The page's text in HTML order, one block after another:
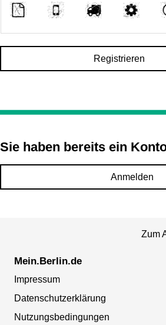
Registrieren
Sie haben bereits ein
Anmelden
Zum
Mein.Berlin.de
Impressum
Datenschutzerklärung
Nutzungsbedingungen